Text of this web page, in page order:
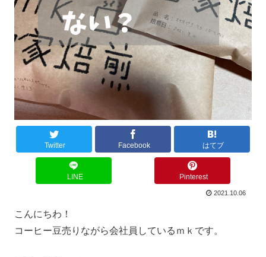
Twitter Facebook はてブ
LINE Pinterest
2021.10.06
こんにちわ！
コーヒー豆売りながら会社員しているｍｋです。